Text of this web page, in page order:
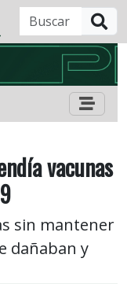
vacunas
sin mantener
dañaban y